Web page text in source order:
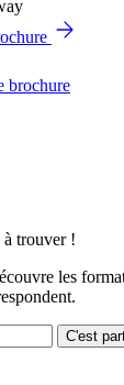
brochure
à trouver !
les
C'est